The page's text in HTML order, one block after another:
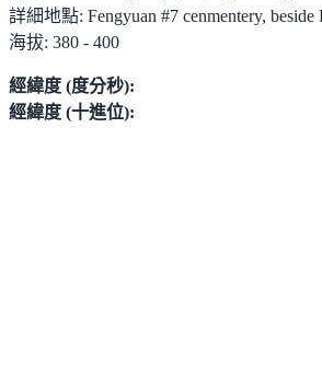
詳細地點: Fengyuan #7 cenmentery,
海拔: 380 - 400
經緯度 (度分秒):
經緯度 (十進位):